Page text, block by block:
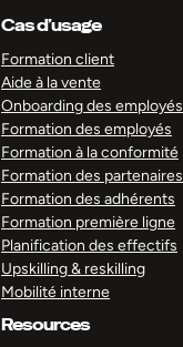
Cas d’usage
Formation client
Aide à la vente
Onboarding des employés
Formation des employés
Formation à la conformité
Formation des partenaires
Formation des adhérents
Formation première ligne
Planification des effectifs
Upskilling & reskilling
Mobilité interne
Resources